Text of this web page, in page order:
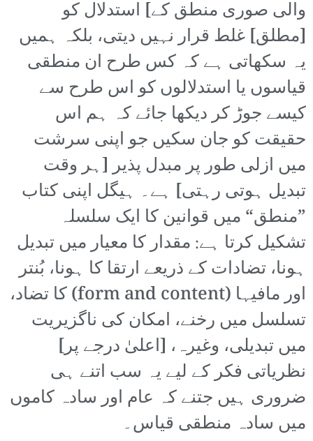
والی صوری منطق کے] استدلال کو
[مطلق] غلط قرار نہیں دیتی، بلکہ ہمیں
یہ سکھاتی ہے کہ کس طرح ان منطقی
قیاسوں یا استدلالوں کو اس طرح سے
کیسے جوڑ کر دیکھا جائے کہ ہم اس
حقیقت کو جان سکیں جو اپنی سرشت
میں ازلی طور پر مبدل پذیر [ہر وقت
تبدیل ہوتی رہتی] ہے۔ ہیگل اپنی کتاب
”منطق“ میں قوانین کا ایک سلسلہ
تشکیل کرتا ہے: مقدار کا معیار میں تبدیل
ہونا، تضادات کے ذریعے ارتقا کا ہونا، بُنتر
اور مافیہا (form and content) کا تضاد،
تسلسل میں رخنے، امکان کی ناگزیریت
میں تبدیلی، وغیرہ، [اعلیٰ درجے پر]
نظریاتی فکر کے لیے یہ سب اتنے ہی
ضروری ہیں جتنے کہ عام اور سادہ کاموں
میں سادہ منطقی قیاس۔